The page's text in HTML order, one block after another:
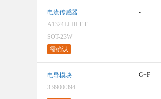
电流传感器
A1324LLHLT-T
SOT-23W
需确认
-
电导模块
3-9900.394
G+F